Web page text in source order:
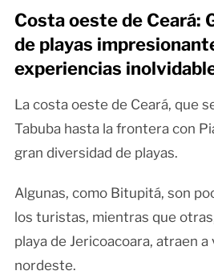
Costa oeste de Ceará:
de playas
experiencias
La costa oeste de Ceará, que
Tabuba hasta la frontera con
gran diversidad de playas.
Algunas, como Bitupitá, son
los turistas, mientras que
playa de Jericoacoara, atraen
nordeste.